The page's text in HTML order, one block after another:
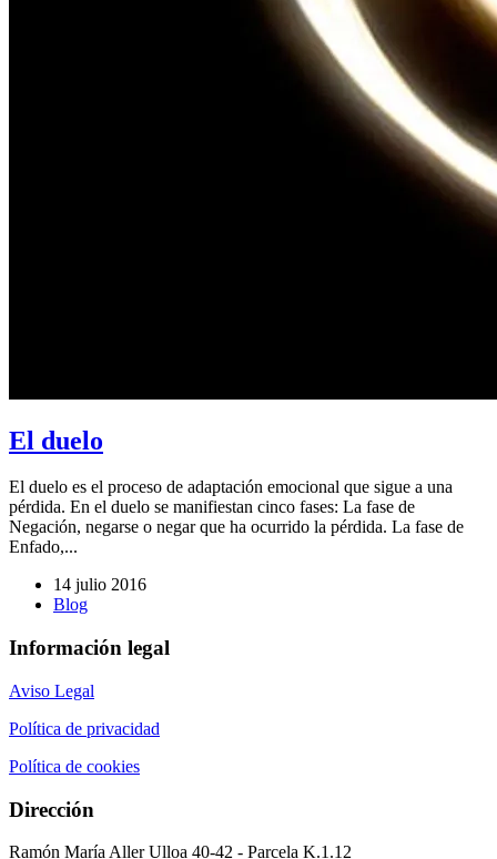
El duelo
El duelo es el proceso de adaptación emocional que sigue a una
pérdida. En el duelo se manifiestan cinco fases: La fase de
Negación, negarse o negar que ha ocurrido la pérdida. La fase de
Enfado,...
14 julio 2016
Blog
Información legal
Aviso Legal
Política de privacidad
Política de cookies
Dirección
Ramón María Aller Ulloa 40-42 - Parcela K.1.12